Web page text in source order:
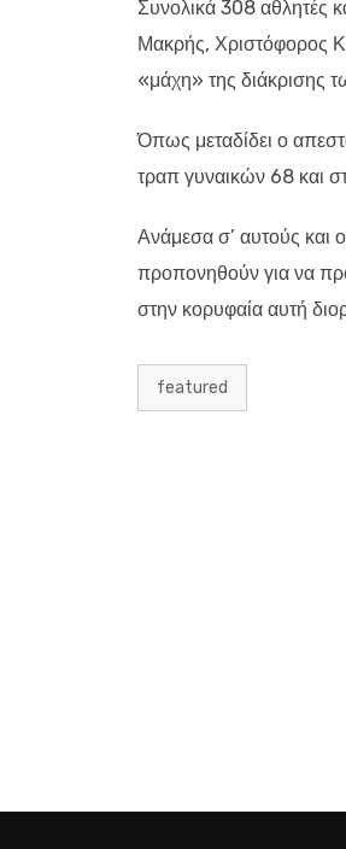
Συνολικά 308 αθλητές
Μακρής, Χριστόφορος
«μάχη» της διάκρισης
Όπως μεταδίδει ο
τραπ γυναικών 68 και
Ανάμεσα σ’ αυτούς και
προπονηθούν για να
στην κορυφαία αυτή
featured